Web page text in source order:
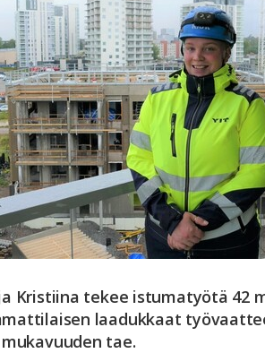
Kristiina tekee istumatyötä 42
laadukkaat
tae.